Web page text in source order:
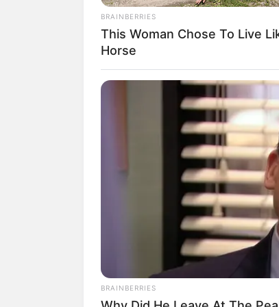
Pixabay
BRAINBERRIES
This Woman Chose To Live
Horse
BRAINBERRIES
11 Stars Who Look Totally
With Natural Hair